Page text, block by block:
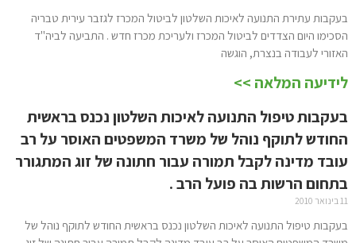
בעקבות עתירת התנועה לאיכות השלטון לביטול המכרז לגזבר עירית טבריה
הסכימו היום הצדדים לביטול המכרז ולעריכת מכרז חדש . התביעה לביה"ד
האזורי לעבודה בנצרת, הוגשה
לידיעה המלאה >>
בעקבות טיפול התנועה לאיכות השלטון נכנס בראשית
החודש לתוקף נוהל של משרד המשפטים האוסר על רב
עובד מדינה לקבל תמורה עבור חתונה של זוג המתגורר
בתחום הרשות בה פועל הרב .
11 בינואר 2010
בעקבות טיפול התנועה לאיכות השלטון נכנס בראשית החודש לתוקף נוהל של